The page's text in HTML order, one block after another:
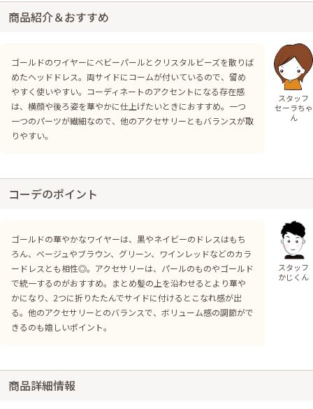
商品紹介＆おすすめ
ゴールドのワイヤーにベビーパールとクリスタルビーズを散りば
めたヘッドドレス。両サイドにコームが付いているので、留め
やすく使いやすい。コーディネートのアクセントになる存在感
は、横顔や後ろ姿を華やかに仕上げたいときにおすすめ。一つ
一つのパーツが繊細なので、他のアクセサリーともバランスが取
りやすい。
スタッフ
セーラちゃ
ん
コーデのポイント
ゴールドの華やかなワイヤーは、黒やネイビーのドレスはもち
ろん、ベージュやブラウン、グリーン、ワインレッドなどのカラ
ードレスとも相性◎。アクセサリーは、パールのものやゴールド
で統一するのがおすすめ。まとめ髪の上を沿わせるとより華や
かになり、2つに折りたたんでサイドに付けるとこなれ感が出
る。他のアクセサリーとのバランスで、ボリューム感の調節がで
きるのも嬉しいポイント。
スタッフ
かじくん
商品詳細情報